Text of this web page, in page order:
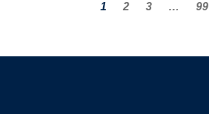
1 2 3 … 99